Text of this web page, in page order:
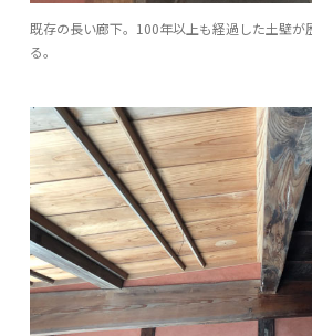
既存の長い廊下。100年以上も経過した土壁が
る。